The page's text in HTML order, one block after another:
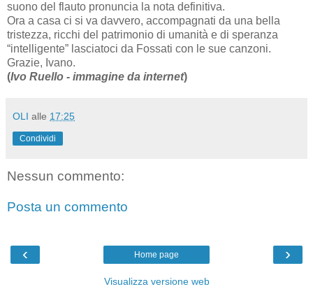
suono del flauto pronuncia la nota definitiva.
Ora a casa ci si va davvero, accompagnati da una bella
tristezza, ricchi del patrimonio di umanità e di speranza
“intelligente” lasciatoci da Fossati con le sue canzoni.
Grazie, Ivano.
(Ivo Ruello - immagine da internet)
OLI alle 17:25
Condividi
Nessun commento:
Posta un commento
‹ ›
Home page
Visualizza versione web